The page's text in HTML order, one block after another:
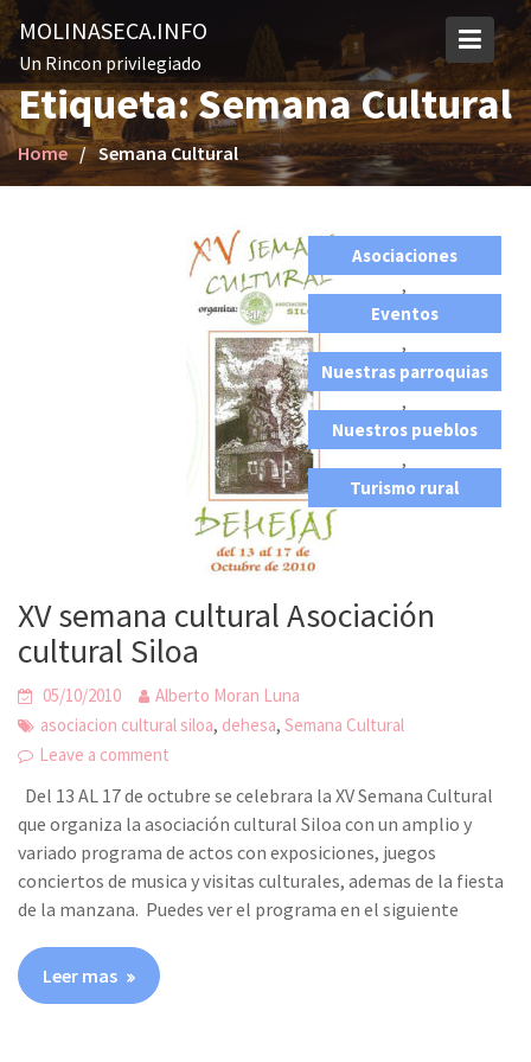
S
k
p
t
o
c
MOLINASECA.INFO
Un Rincon privilegiado
Etiqueta: Semana Cultural
Home Semana Cultural
Asociaciones
,
Eventos
,
Nuestras parroquias
,
Nuestros pueblos
,
Turismo rural
XV semana cultural Asociación
cultural Siloa
05/10/2010
Alberto Moran Luna
asociacion cultural siloa, dehesa,Semana Cultural
Leave a comment
Del 13 AL 17 de octubre se celebrara la XV Semana Cultural
que organiza la asociación cultural Siloa con un amplio y
variado programa de actos con exposiciones, juegos
conciertos de musica y visitas culturales, ademas de la fiesta
de la manzana. Puedes ver el programa en el siguiente
Leer mas